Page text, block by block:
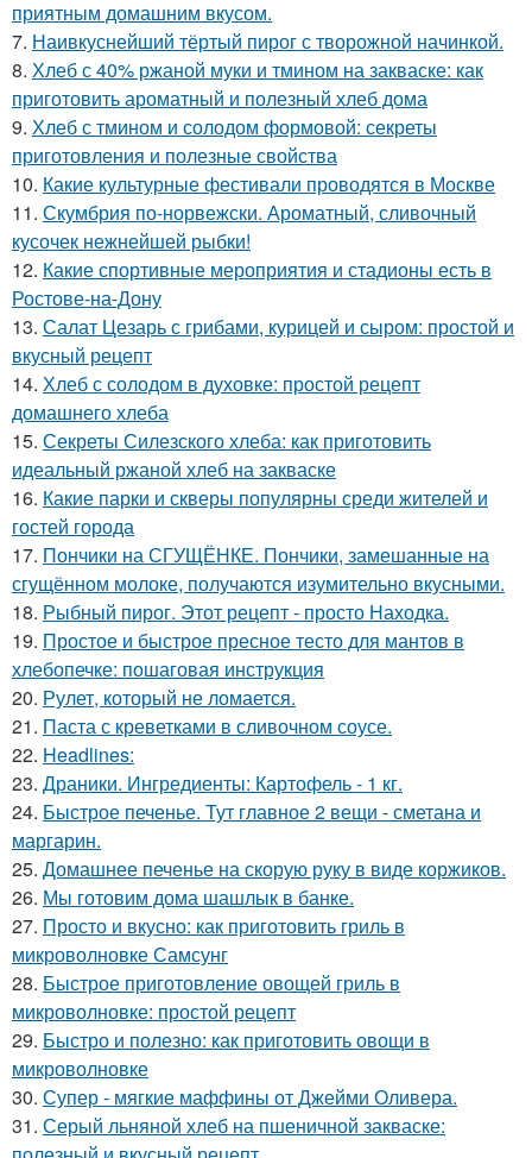
приятным домашним вкусом.
7. Наивкуснейший тёртый пирог с творожной начинкой.
8. Хлеб с 40% ржаной муки и тмином на закваске: как
приготовить ароматный и полезный хлеб дома
9. Хлеб с тмином и солодом формовой: секреты
приготовления и полезные свойства
10. Какие культурные фестивали проводятся в Москве
11. Скумбрия по-норвежски. Ароматный, сливочный
кусочек нежнейшей рыбки!
12. Какие спортивные мероприятия и стадионы есть в
Ростове-на-Дону
13. Салат Цезарь с грибами, курицей и сыром: простой и
вкусный рецепт
14. Хлеб с солодом в духовке: простой рецепт
домашнего хлеба
15. Секреты Силезского хлеба: как приготовить
идеальный ржаной хлеб на закваске
16. Какие парки и скверы популярны среди жителей и
гостей города
17. Пончики на СГУЩЁНКЕ. Пончики, замешанные на
сгущённом молоке, получаются изумительно вкусными.
18. Рыбный пирог. Этот рецепт - просто Находка.
19. Простое и быстрое пресное тесто для мантов в
хлебопечке: пошаговая инструкция
20. Рулет, который не ломается.
21. Паста с креветками в сливочном соусе.
22. Headlines:
23. Драники. Ингредиенты: Картофель - 1 кг.
24. Быстрое печенье. Тут главное 2 вещи - сметана и
маргарин.
25. Домашнее печенье на скорую руку в виде коржиков.
26. Мы готовим дома шашлык в банке.
27. Просто и вкусно: как приготовить гриль в
микроволновке Самсунг
28. Быстрое приготовление овощей гриль в
микроволновке: простой рецепт
29. Быстро и полезно: как приготовить овощи в
микроволновке
30. Супер - мягкие маффины от Джейми Оливера.
31. Серый льняной хлеб на пшеничной закваске: